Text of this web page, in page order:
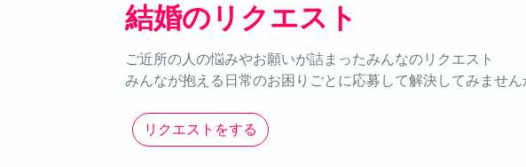
結婚のリクエスト
ご近所の人の悩みやお願いが詰まったみんなのリクエスト
みんなが抱える日常のお困りごとに応募して解決してみません
リクエストをする